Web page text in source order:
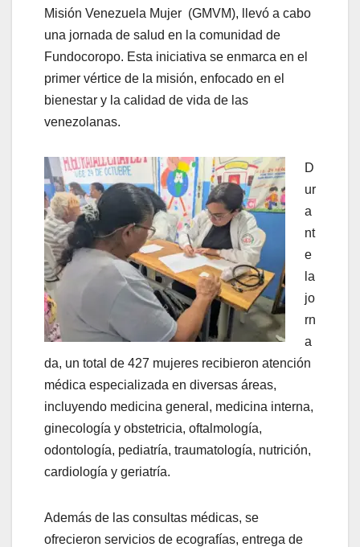
Misión Venezuela Mujer (GMVM), llevó a cabo
una jornada de salud en la comunidad de
Fundocoropo. Esta iniciativa se enmarca en el
primer vértice de la misión, enfocado en el
bienestar y la calidad de vida de las
venezolanas.
D
ur
a
nt
e
la
jo
rn
a
da, un total de 427 mujeres recibieron atención
médica especializada en diversas áreas,
incluyendo medicina general, medicina interna,
ginecología y obstetricia, oftalmología,
odontología, pediatría, traumatología, nutrición,
cardiología y geriatría.
Además de las consultas médicas, se
ofrecieron servicios de ecografías, entrega de